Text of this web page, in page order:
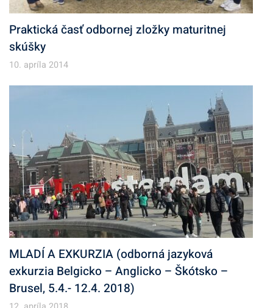
Praktická časť odbornej zložky maturitnej
skúšky
10. apríla 2014
MLADÍ A EXKURZIA (odborná jazyková
exkurzia Belgicko – Anglicko – Škótsko –
Brusel, 5.4.- 12.4. 2018)